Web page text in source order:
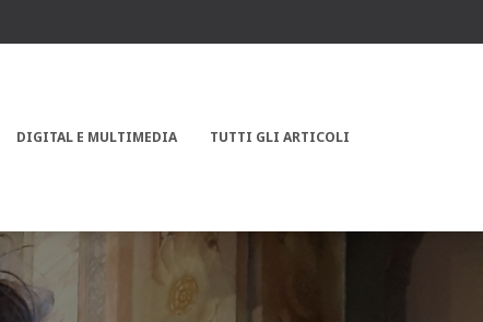
DIGITAL E MULTIMEDIA TUTTI GLI ARTICOLI